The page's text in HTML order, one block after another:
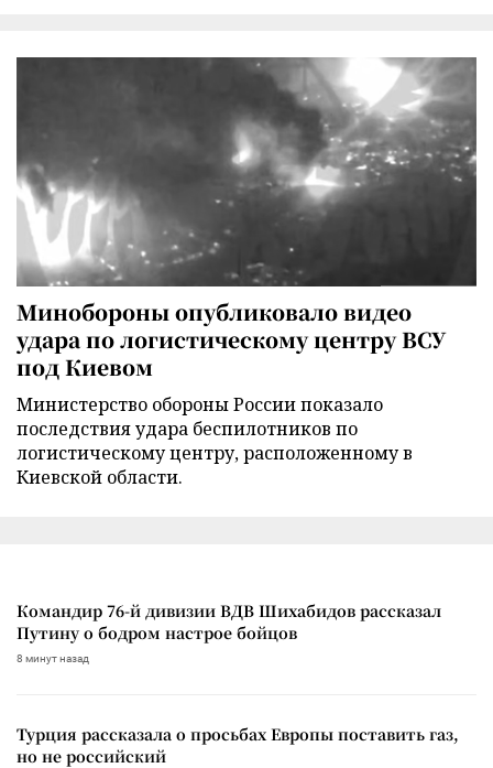
Минобороны опубликовало видео
удара по логистическому центру ВСУ
под Киевом
Министерство обороны России показало
последствия удара беспилотников по
логистическому центру, расположенному в
Киевской области.
Командир 76-й дивизии ВДВ Шихабидов рассказал
Путину о бодром настрое бойцов
8 минут назад
Турция рассказала о просьбах Европы поставить газ,
но не российский